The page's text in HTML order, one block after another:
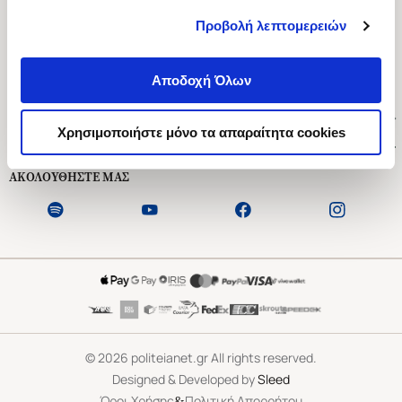
Προβολή λεπτομερειών
Αποδοχή Όλων
Χρησιμοποιήστε μόνο τα απαραίτητα cookies
Ασκληπιού 1-3, Αθήνα 106 79
Δευτέρα - Παρασκευή 09:00-21:00
Εξυπηρέτηση Πελατών
ΑΚΟΛΟΥΘΗΣΤΕ ΜΑΣ
©2026 politeianet.gr All rights reserved.
Designed & Developed bySleed